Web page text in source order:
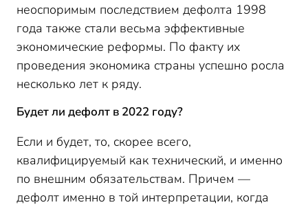
неоспоримым последствием дефолта 1998
года также стали весьма эффективные
экономические реформы. По факту их
проведения экономика страны успешно росла
несколько лет к ряду.
Будет ли дефолт в 2022 году?
Если и будет, то, скорее всего,
квалифицируемый как технический, и именно
по внешним обязательствам. Причем —
дефолт именно в той интерпретации, когда